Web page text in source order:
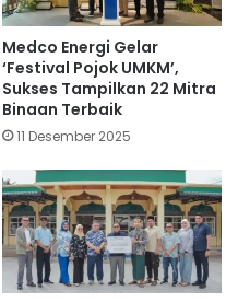
Medco Energi Gelar
‘Festival Pojok UMKM’,
Sukses Tampilkan 22 Mitra
Binaan Terbaik
11 Desember 2025